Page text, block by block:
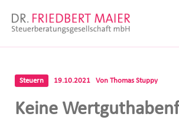
Inhalt
Steuern 19.10.2021 Von Thomas Stuppy
Keine